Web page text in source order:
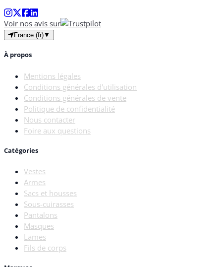
Voir nos avis sur
France (fr)▼
À propos
Mentions légales
Conditions générales d'utilisation
Conditions générales de vente
Politique de confidentialité
Nous contacter
Foire aux questions
Catégories
Vestes
Armes
Sacs et housses
Sous-cuirasses
Pantalons
Masques
Lames
Fils de corps